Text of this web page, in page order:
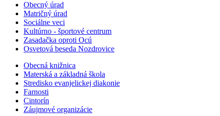
Obecný úrad
Matričný úrad
Sociálne veci
Kultúrno - športové centrum
Zasadačka oproti Ocú
Osvetová beseda Nozdrovice
Obecná knižnica
Materská a základná škola
Stredisko evanjelickej diakonie
Farnosti
Cintorín
Záujmové organizácie